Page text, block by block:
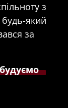
з
який
за
будуємо